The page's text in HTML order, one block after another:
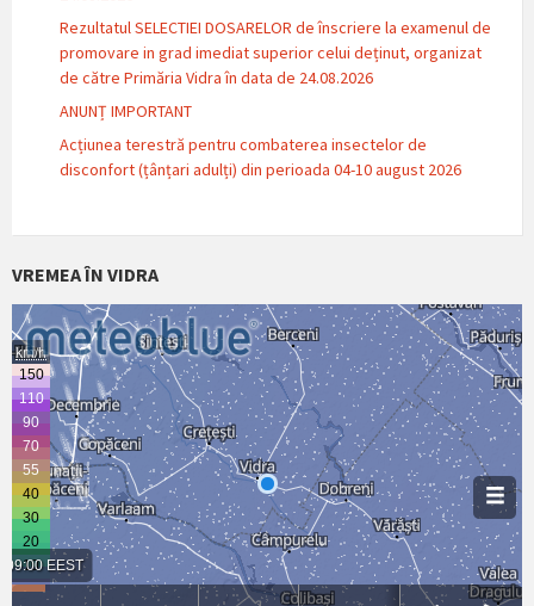
Rezultatul SELECTIEI DOSARELOR de înscriere la examenul de
promovare in grad imediat superior celui deținut, organizat
de către Primăria Vidra în data de 24.08.2026
ANUNȚ IMPORTANT
Acțiunea terestră pentru combaterea insectelor de
disconfort (țânțari adulți) din perioada 04-10 august 2026
VREMEA ÎN VIDRA